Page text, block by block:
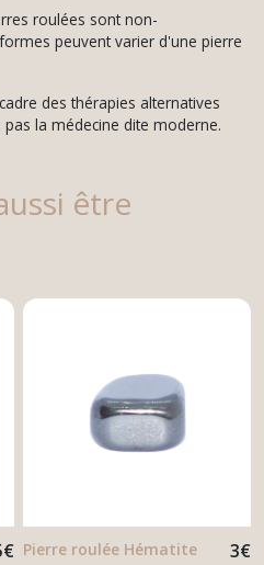
roulées sont non-
peuvent varier d'une pierre
des thérapies alternatives
la médecine dite moderne.
être
€ Pierre roulée Hématite 3€